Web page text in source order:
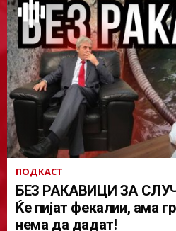
ПОДКАСТ
БЕЗ РАКАВИЦИ ЗА
Ќе пијат фекалии, ама
нема да дадат!